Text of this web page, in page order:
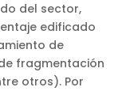
del sector,
edificado
de
fragmentación
otros). Por